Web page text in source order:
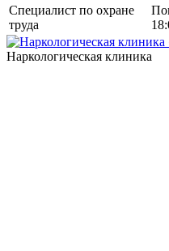
Специалист по охране
труда
Наркологическая клиника